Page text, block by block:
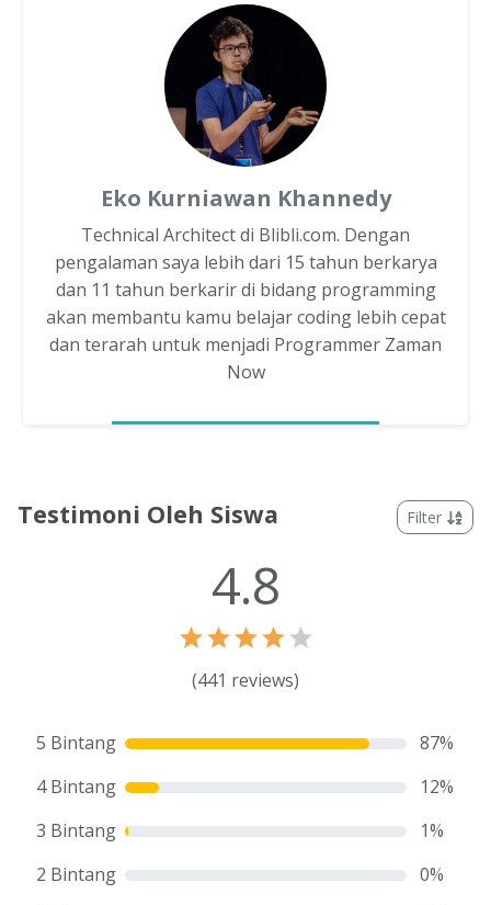
Eko Kurniawan Khannedy
Technical Architect di Blibli.com. Dengan
pengalaman saya lebih dari 15 tahun berkarya
dan 11 tahun berkarir di bidang programming
akan membantu kamu belajar coding lebih cepat
dan terarah untuk menjadi Programmer Zaman
Now
Testimoni Oleh Siswa Filter
4.8
(441 reviews)
5 Bintang 87%
4 Bintang
12%
3 Bintang
1%
2 Bintang
0%